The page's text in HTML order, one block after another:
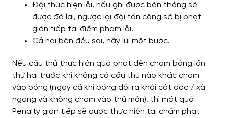
Đội thực hiện lỗi, nếu ghi được bàn thắng sẽ
được đá lại, ngược lại đội tấn công sẽ bị phạt
gián tiếp tại điểm phạm lỗi.
Cả hai bên đều sai, hãy lùi một bước.
Nếu cầu thủ thực hiện quả phạt đền chạm bóng lần
thứ hai trước khi không có cầu thủ nào khác chạm
vào bóng (ngay cả khi bóng dội ra khỏi cột dọc / xà
ngang và không chạm vào thủ môn), thì một quả
Penalty gián tiếp sẽ được thực hiện tại chấm phạt